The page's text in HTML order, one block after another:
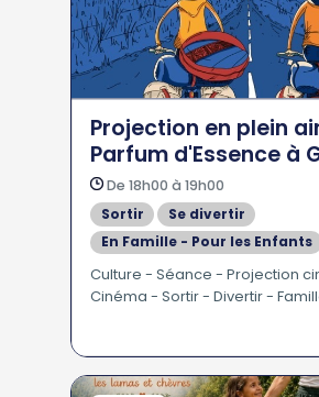
Projection en plein
Parfum d'Essence à
De 18h00 à 19h00
Sortir
Se divertir
En Famille - Pour les Enfants
Culture - Séance - Projection
Cinéma - Sortir - Divertir -